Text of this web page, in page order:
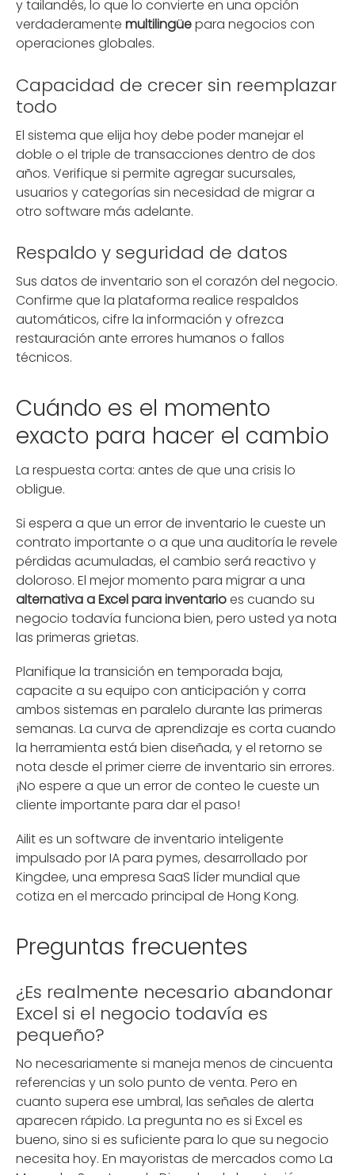
y tailandés, lo que lo convierte en una opción
verdaderamente multilingüepara negocios con
operaciones globales.
Capacidad de crecer sin reemplazar
todo
El sistema que elija hoy debe poder manejar el
doble o el triple de transacciones dentro de dos
años. Verifique si permite agregar sucursales,
usuarios y categorías sin necesidad de migrar a
otro software más adelante.
Respaldo y seguridad de datos
Sus datos de inventario son el corazón del negocio.
Confirme que la plataforma realice respaldos
automáticos, cifre la información y ofrezca
restauración ante errores humanos o fallos
técnicos.
Cuándo es el momento
exacto para hacer el cambio
La respuesta corta: antes de que una crisis lo
obligue.
Si espera a que un error de inventario le cueste un
contrato importante o a que una auditoría le revele
pérdidas acumuladas, el cambio será reactivo y
doloroso. El mejor momento para migrar a una
alternativa a Excel para inventarioes cuando su
negocio todavía funciona bien, pero usted ya nota
las primeras grietas.
Planifique la transición en temporada baja,
capacite a su equipo con anticipación y corra
ambos sistemas en paralelo durante las primeras
semanas. La curva de aprendizaje es corta cuando
la herramienta está bien diseñada, y el retorno se
nota desde el primer cierre de inventario sin errores.
¡No espere a que un error de conteo le cueste un
cliente importante para dar el paso!
Ailit es un software de inventario inteligente
impulsado por IA para pymes, desarrollado por
Kingdee, una empresa SaaS líder mundial que
cotiza en el mercado principal de Hong Kong.
Preguntas frecuentes
¿Es realmente necesario abandonar
Excel si el negocio todavía es
pequeño?
No necesariamente si maneja menos de cincuenta
referencias y un solo punto de venta. Pero en
cuanto supera ese umbral, las señales de alerta
aparecen rápido. La pregunta no es si Excel es
bueno, sino si es suficiente para lo que su negocio
necesita hoy. En mayoristas de mercados como La